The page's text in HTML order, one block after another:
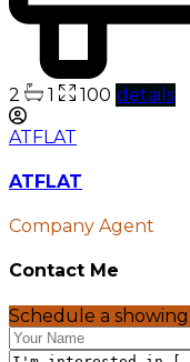
2 1 100 details
ATFLAT
ATFLAT
Company Agent
Contact Me
Schedule a